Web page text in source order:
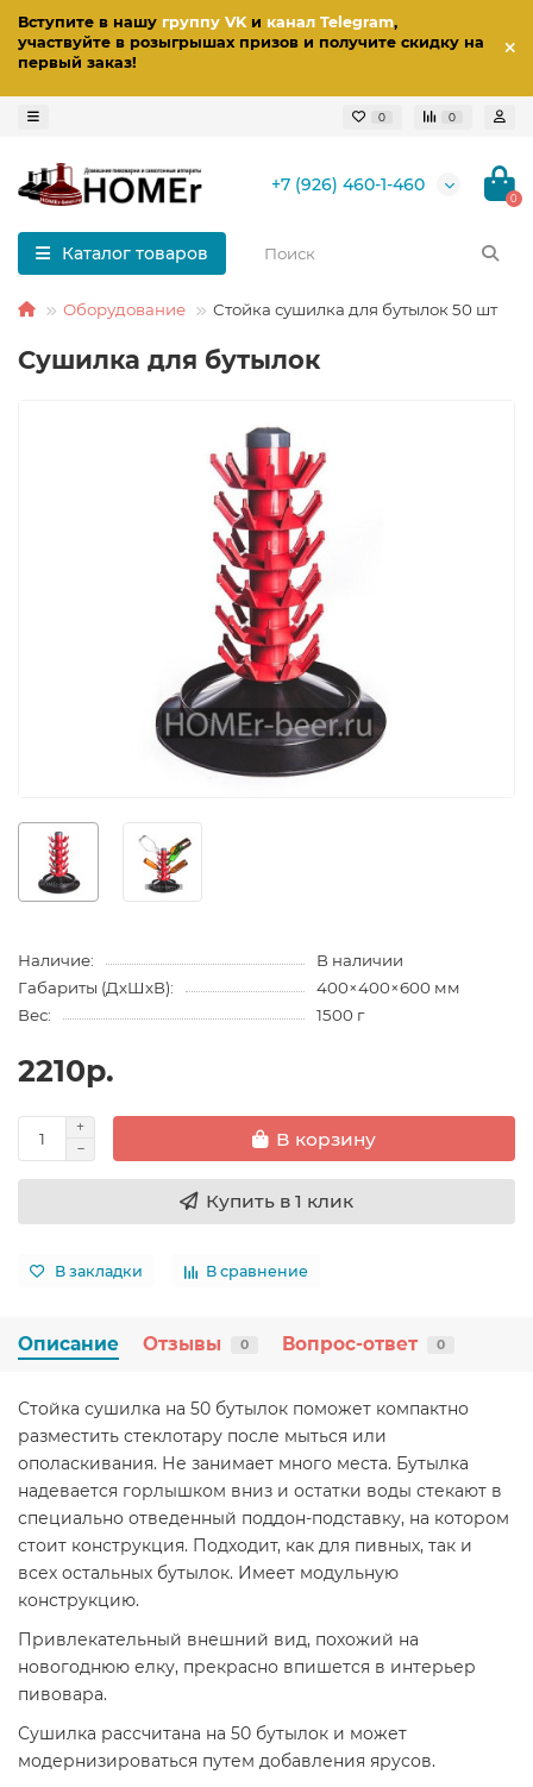
Вступите в нашу группу VKи канал Telegram,
участвуйте в розыгрышах призов и получите скидку на
первый заказ!
0 0
+7 (926) 460-1-460
0
Каталог товаров
Оборудование Стойка сушилка для бутылок 50 шт
Сушилка для бутылок
Наличие:
В наличии
Габариты (ДхШхВ):
400×400×600 мм
Вес:
1500 г
2210р.
В корзину
Купить в 1 клик
В закладки В сравнение
Описание Отзывы 0 Вопрос-ответ 0
Стойка сушилка на 50 бутылок поможет компактно
разместить стеклотару после мыться или
ополаскивания. Не занимает много места. Бутылка
надевается горлышком вниз и остатки воды стекают в
специально отведенный поддон-подставку, на котором
стоит конструкция. Подходит, как для пивных, так и
всех остальных бутылок. Имеет модульную
конструкцию.
Привлекательный внешний вид, похожий на
новогоднюю елку, прекрасно впишется в интерьер
пивовара.
Сушилка рассчитана на 50 бутылок и может
модернизироваться путем добавления ярусов.